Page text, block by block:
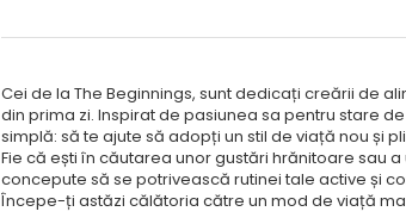
Cei de la The Beginnings, sunt dedicați creării de
din prima zi. Inspirat de pasiunea sa pentru stare
simplă: să te ajute să adopți un stil de viață nou și
Fie că ești în căutarea unor gustări hrănitoare sau
concepute să se potrivească rutinei tale active și
Începe-ți astăzi călătoria către un mod de viață